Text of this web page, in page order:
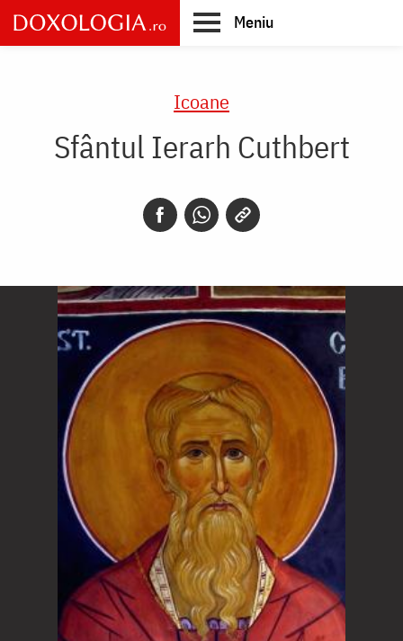
Skip
to
main
Meniu
Icoane
Sfântul Ierarh Cuthbert